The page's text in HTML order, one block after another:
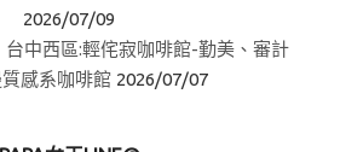
2026/07/09
中西區:輕侘寂咖啡館-勤美、審計
感系咖啡館 2026/07/07